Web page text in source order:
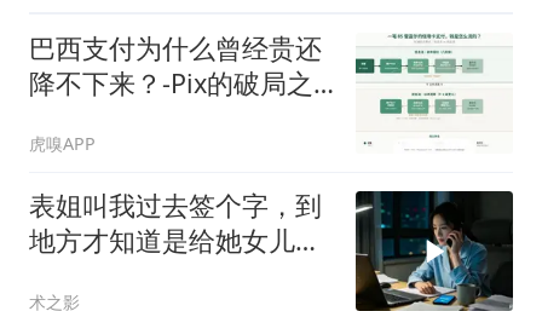
巴西支付为什么曾经贵还
降不下来？-Pix的破局之
虎嗅APP
表姐叫我过去签个字，到
地方才知道是给她女儿婚
术之影